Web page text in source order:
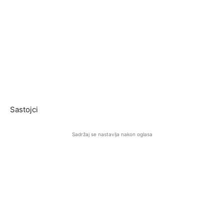
Sastojci
Sadržaj se nastavlja nakon oglasa